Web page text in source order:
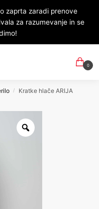
zaprta zaradi prenove
za razumevanje in se
0
/
Kratke hlače ARIJA